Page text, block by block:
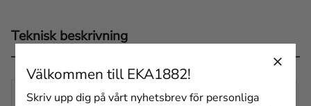
Teknisk beskrivning
TOTALLÄNGD
214 mm
Välkommen till EKA1882!
Skriv upp dig på vårt nyhetsbrev för personliga